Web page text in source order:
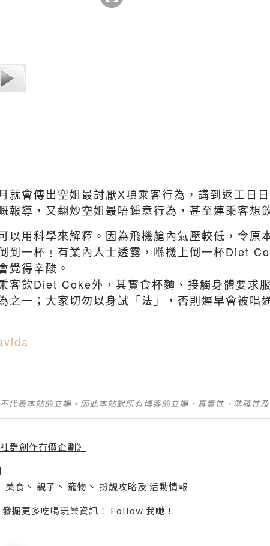
就會傳出空姐最討厭X項乘客行為，講到返工日
報導，又翻炒空姐最唔鍾意行為，甚至連乘客想
以用科學來解釋。因為飛機艙內氣壓較低，令原
到一杯﹗有業內人士透露，喺機上倒一杯Diet
覺得辛酸。
客飲Diet Coke外，其實食杯麵、接觸身體要求
之一；大家切勿以身試「法」，否則遲早會被唱
代表本站的立場。因此本站對所有博客的立場、真實性、準確性
群創作有價企劃》
美食 丶 親子 丶 寵物 丶 扮靚攻略及 活動情報
掘更多吃喝玩樂資訊！ Follow 我哋 ！